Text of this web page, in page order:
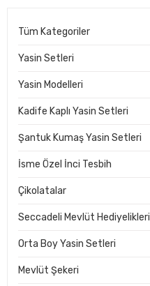
Tüm Kategoriler
Yasin Setleri
Yasin Modelleri
Kadife Kaplı Yasin Setleri
Şantuk Kumaş Yasin Setleri
İsme Özel İnci Tesbih
Çikolatalar
Seccadeli Mevlüt Hediyelikleri
Orta Boy Yasin Setleri
Mevlüt Şekeri